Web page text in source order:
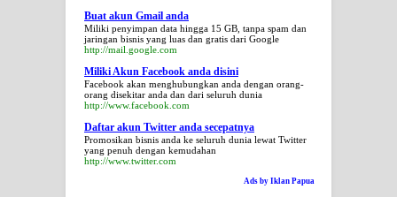
Buat akun Gmail anda
Miliki penyimpan data hingga 15 GB, tanpa spam dan
jaringan bisnis yang luas dan gratis dari Google
http://mail.google.com
Miliki Akun Facebook anda disini
Facebook akan menghubungkan anda dengan orang-
orang disekitar anda dan dari seluruh dunia
http://www.facebook.com
Daftar akun Twitter anda secepatnya
Promosikan bisnis anda ke seluruh dunia lewat Twitter
yang penuh dengan kemudahan
http://www.twitter.com
Ads by Iklan Papua